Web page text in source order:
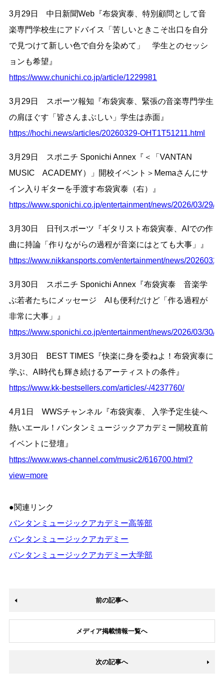
3月29日 中日新聞Web『布袋寅泰、特別顧問として音
楽専門学校生にアドバイス「苦しいときこそ出口を自分
で見つけて新しい色で自分を染めて」 学生とのセッシ
ョンも希望』
https://www.chunichi.co.jp/article/1229981
3月29日 スポーツ報知『布袋寅泰、緊張の音楽専門学生
の肩ほぐす「皆さんまぶしい」学生は赤面』
https://hochi.news/articles/20260329-OHT1T51211.html
3月29日 スポニチ Sponichi Annex『＜「VANTAN
MUSIC ACADEMY）」開校イベント＞Memaさんにサ
イン入りギターを手渡す布袋寅泰（右）』
https://www.sponichi.co.jp/entertainment/news/2026/03/29/
3月30日 日刊スポーツ『ギタリスト布袋寅泰、AIでの作
曲に持論「作りながらの過程が音楽にはとても大事」』
https://www.nikkansports.com/entertainment/news/
3月30日 スポニチ Sponichi Annex『布袋寅泰 音楽学
ぶ若者たちにメッセージ AIも便利だけど「作る過程が
非常に大事」』
https://www.sponichi.co.jp/entertainment/news/2026/03/30/
3月30日 BEST TIMES『快楽に身を委ねよ！布袋寅泰に
学ぶ、AI時代も輝き続けるアーティストの条件』
https://www.kk-bestsellers.com/articles/-/4237760/
4月1日 WWSチャンネル『布袋寅泰、 入学予定生徒へ
熱いエール！バンタンミュージックアカデミー開校直前
イベントに登壇』
https://www.wws-channel.com/music2/616700.html?
view=more
●関連リンク
バンタンミュージックアカデミー高等部
バンタンミュージックアカデミー
バンタンミュージックアカデミー大学部
前の記事へ
メディア掲載情報一覧へ
次の記事へ